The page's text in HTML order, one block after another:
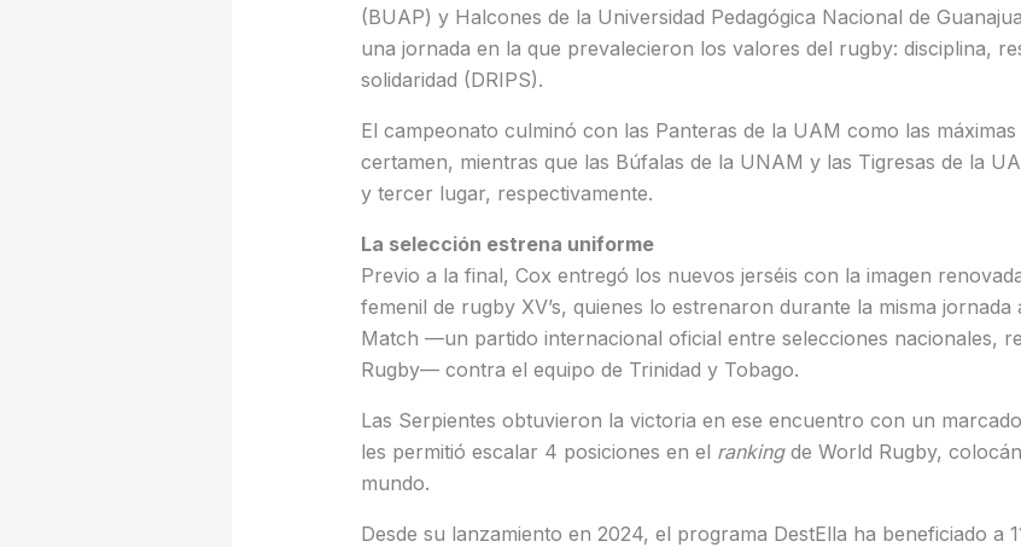
(BUAP) y Halcones de la Universidad Pedagógica Nacional de
una jornada en la que prevalecieron los valores del rugby: disciplina,
solidaridad (DRIPS).
El campeonato culminó con las Panteras de la UAM como las
certamen, mientras que las Búfalas de la UNAM y las Tigresas de la
y tercer lugar, respectivamente.
La selección estrena uniforme
Previo a la final, Cox entregó los nuevos jerséis con la imagen
femenil de rugby XV’s, quienes lo estrenaron durante la misma
Match —un partido internacional oficial entre selecciones nacionales,
Rugby— contra el equipo de Trinidad y Tobago.
Las Serpientes obtuvieron la victoria en ese encuentro con un
les permitió escalar 4 posiciones en el ranking de World Rugby,
mundo.
Desde su lanzamiento en 2024, el programa DestElla ha beneficiado a